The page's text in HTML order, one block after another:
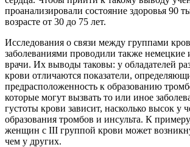
проанализировали состояние здоровья 90
возрасте от 30 до 75 лет.
Исследования о связи между группами
заболеваниями проводили также немецкие
врачи. Их выводы таковы: у обладателей
крови отличаются показатели,
предрасположенность к образованию
которые могут вызвать то или иное
густоты крови зависит, насколько высок у
образования тромбов и инсульта. К
женщин с III группой крови может
чем у других.